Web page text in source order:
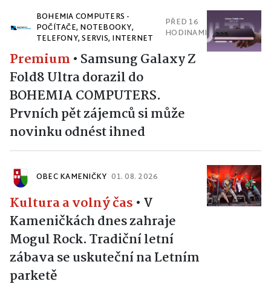
BOHEMIA COMPUTERS -
POČÍTAČE, NOTEBOOKY,
TELEFONY, SERVIS, INTERNET
PŘED 16
HODINAMI
Premium • Samsung Galaxy Z
Fold8 Ultra dorazil do
BOHEMIA COMPUTERS.
Prvních pět zájemců si může
novinku odnést ihned
OBEC KAMENIČKY 01. 08. 2026
Kultura a volný čas • V
Kameničkách dnes zahraje
Mogul Rock. Tradiční letní
zábava se uskuteční na Letním
parketě